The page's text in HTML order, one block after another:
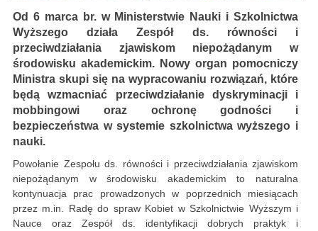
Od 6 marca br. w Ministerstwie Nauki i Szkolnictwa
Wyższego działa Zespół ds. równości i
przeciwdziałania zjawiskom niepożądanym w
środowisku akademickim. Nowy organ pomocniczy
Ministra skupi się na wypracowaniu rozwiązań, które
będą wzmacniać przeciwdziałanie dyskryminacji i
mobbingowi oraz ochronę godności i
bezpieczeństwa w systemie szkolnictwa wyższego i
nauki.
Powołanie Zespołu ds. równości i przeciwdziałania zjawiskom
niepożądanym w środowisku akademickim to naturalna
kontynuacja prac prowadzonych w poprzednich miesiącach
przez m.in. Radę do spraw Kobiet w Szkolnictwie Wyższym i
Nauce oraz Zespół ds. identyfikacji dobrych praktyk i